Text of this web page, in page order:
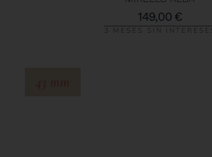
149,00 €
3 MESES SIN INTERESES
43 mm